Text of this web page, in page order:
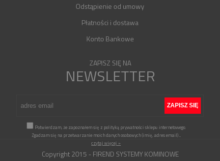
Odstąpienie od umowy
Płatności i dostawa
Konto Bankowe
ZAPISZ SIĘ NA
NEWSLETTER
Potwierdzam, że zapoznałem się z polityką prywatności sklepu internetowego.
Zgadzam się na przetwarzanie moich danych osobowych (imię, adres email)...
czytaj więcej »
Copyright 2015 - FIREND SYSTEMY KOMINOWE